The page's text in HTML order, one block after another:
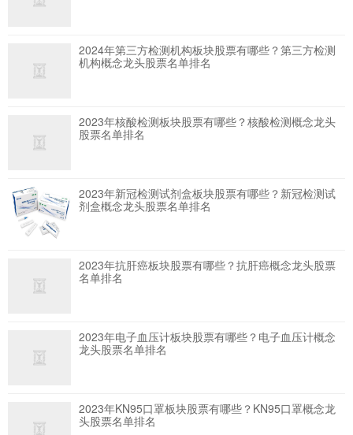
2024年第三方检测机构板块股票有哪些？第三方检测
机构概念龙头股票名单排名
2023年核酸检测板块股票有哪些？核酸检测概念龙头
股票名单排名
2023年新冠检测试剂盒板块股票有哪些？新冠检测试
剂盒概念龙头股票名单排名
2023年抗肝癌板块股票有哪些？抗肝癌概念龙头股票
名单排名
2023年电子血压计板块股票有哪些？电子血压计概念
龙头股票名单排名
2023年KN95口罩板块股票有哪些？KN95口罩概念龙
头股票名单排名